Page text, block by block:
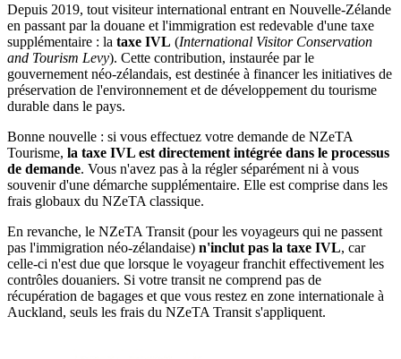
Depuis 2019, tout visiteur international entrant en Nouvelle-Zélande
en passant par la douane et l'immigration est redevable d'une taxe
supplémentaire : la taxe IVL (International Visitor Conservation
and Tourism Levy). Cette contribution, instaurée par le
gouvernement néo-zélandais, est destinée à financer les initiatives de
préservation de l'environnement et de développement du tourisme
durable dans le pays.
Bonne nouvelle : si vous effectuez votre demande de NZeTA
Tourisme, la taxe IVL est directement intégrée dans le processus
de demande. Vous n'avez pas à la régler séparément ni à vous
souvenir d'une démarche supplémentaire. Elle est comprise dans les
frais globaux du NZeTA classique.
En revanche, le NZeTA Transit (pour les voyageurs qui ne passent
pas l'immigration néo-zélandaise) n'inclut pas la taxe IVL, car
celle-ci n'est due que lorsque le voyageur franchit effectivement les
contrôles douaniers. Si votre transit ne comprend pas de
récupération de bagages et que vous restez en zone internationale à
Auckland, seuls les frais du NZeTA Transit s'appliquent.